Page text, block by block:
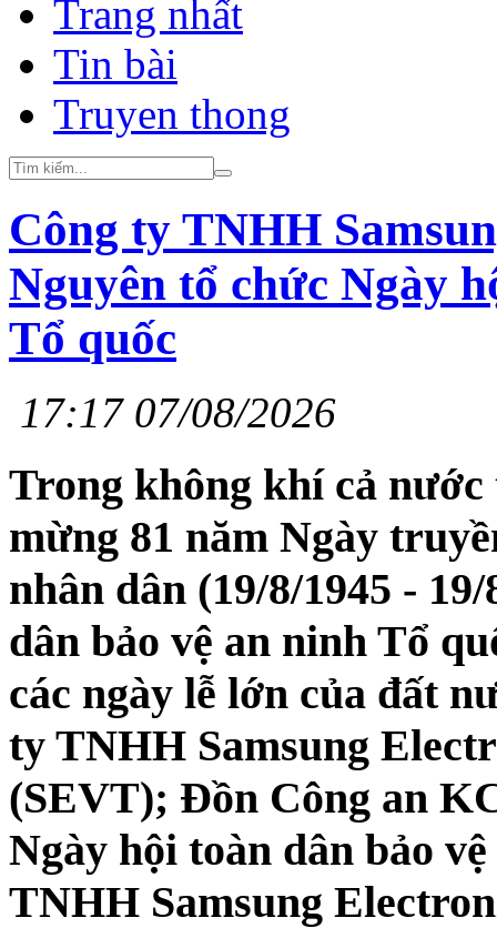
Trang nhất
Tin bài
Truyen thong
Công ty TNHH
Nguyên tổ chức Ngày
Tổ quốc
17:17 07/08/2026
Trong không khí cả
mừng 81 năm Ngày
nhân dân (19/8/1945 -
dân bảo vệ an ninh Tổ
các ngày lễ lớn của đất
ty TNHH Samsung
(SEVT); Đồn Công an
Ngày hội toàn dân bảo
TNHH Samsung